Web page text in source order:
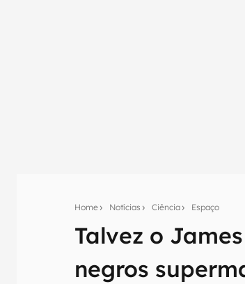
Home Notícias Ciência Espaço
Talvez o
negrosAssine a newsletter do